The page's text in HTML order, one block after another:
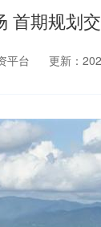
首期规划
平台
更新：